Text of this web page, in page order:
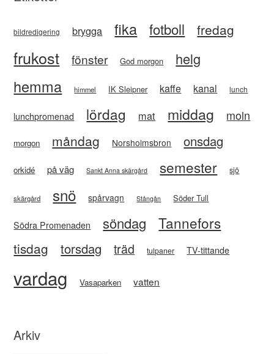
bildredigering brygga fika fotboll fredag
frukost fönster God morgon helg
hemma himmel IK Sleipner kaffe kanal lunch
lunchpromenad lördag mat middag moln
morgon måndag Norsholmsbron onsdag
orkidé på väg Sankt Anna skärgård semester sjö
skärgård snö spårvagn Stångån Söder Tull
Södra Promenaden söndag Tannefors
tisdag torsdag träd tulpaner TV-tittande
vardag Vasaparken vatten
Arkiv